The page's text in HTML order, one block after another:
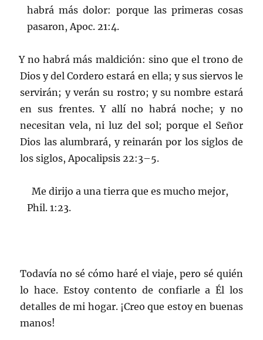
habrá más dolor: porque las primeras cosas
pasaron, Apoc. 21:4.
Y no habrá más maldición: sino que el trono de
Dios y del Cordero estará en ella; y sus siervos le
servirán; y verán su rostro; y su nombre estará
en sus frentes. Y allí no habrá noche; y no
necesitan vela, ni luz del sol; porque el Señor
Dios las alumbrará, y reinarán por los siglos de
los siglos, Apocalipsis 22:3–5.
Me dirijo a una tierra que es mucho mejor,
Phil. 1:23.
Todavía no sé cómo haré el viaje, pero sé quién
lo hace. Estoy contento de confiarle a Él los
detalles de mi hogar. ¡Creo que estoy en buenas
manos!